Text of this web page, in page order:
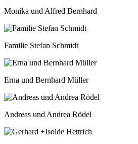
Monika und Alfred Bernhard
Familie Stefan Schmidt
Erna und Bernhard Müller
Andreas und Andrea Rödel